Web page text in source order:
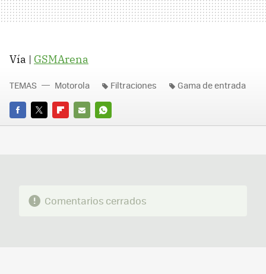
Vía | GSMArena
FACEBOOK
TWITTERFLIPBOARD
E-
WHATSAPP
TEMAS Motorola Filtraciones Gama de entrada
Comentarios cerrados